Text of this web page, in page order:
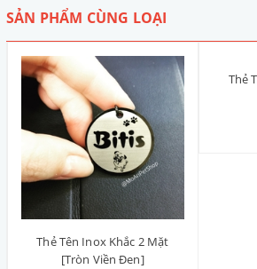
SẢN PHẨM CÙNG LOẠI
Thẻ Tên Inox Khắc 2 Mặt
[Tròn Viền Đen]
Thẻ